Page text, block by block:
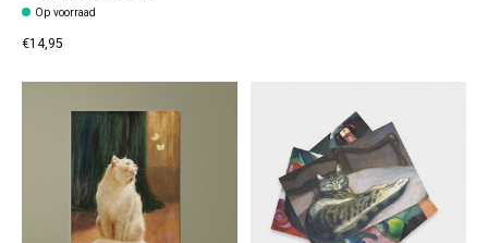
Op voorraad
€14,95